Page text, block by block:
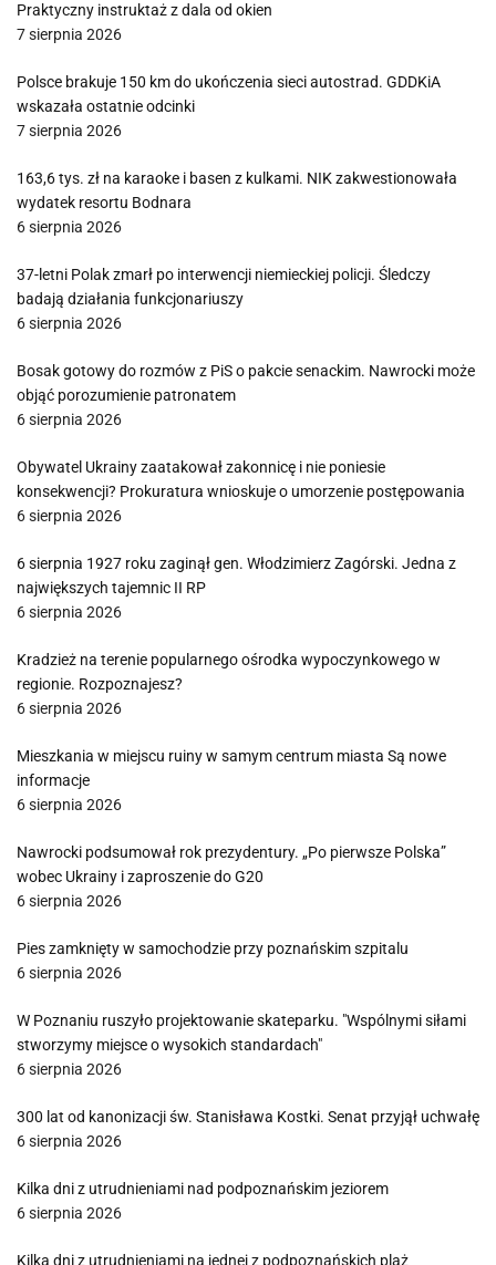
Praktyczny instruktaż z dala od okien
7 sierpnia 2026
Polsce brakuje 150 km do ukończenia sieci autostrad. GDDKiA
wskazała ostatnie odcinki
7 sierpnia 2026
163,6 tys. zł na karaoke i basen z kulkami. NIK zakwestionowała
wydatek resortu Bodnara
6 sierpnia 2026
37-letni Polak zmarł po interwencji niemieckiej policji. Śledczy
badają działania funkcjonariuszy
6 sierpnia 2026
Bosak gotowy do rozmów z PiS o pakcie senackim. Nawrocki może
objąć porozumienie patronatem
6 sierpnia 2026
Obywatel Ukrainy zaatakował zakonnicę i nie poniesie
konsekwencji? Prokuratura wnioskuje o umorzenie postępowania
6 sierpnia 2026
6 sierpnia 1927 roku zaginął gen. Włodzimierz Zagórski. Jedna z
największych tajemnic II RP
6 sierpnia 2026
Kradzież na terenie popularnego ośrodka wypoczynkowego w
regionie. Rozpoznajesz?
6 sierpnia 2026
Mieszkania w miejscu ruiny w samym centrum miasta Są nowe
informacje
6 sierpnia 2026
Nawrocki podsumował rok prezydentury. „Po pierwsze Polska”
wobec Ukrainy i zaproszenie do G20
6 sierpnia 2026
Pies zamknięty w samochodzie przy poznańskim szpitalu
6 sierpnia 2026
W Poznaniu ruszyło projektowanie skateparku. "Wspólnymi siłami
stworzymy miejsce o wysokich standardach"
6 sierpnia 2026
300 lat od kanonizacji św. Stanisława Kostki. Senat przyjął uchwałę
6 sierpnia 2026
Kilka dni z utrudnieniami nad podpoznańskim jeziorem
6 sierpnia 2026
Kilka dni z utrudnieniami na jednej z podpoznańskich plaż